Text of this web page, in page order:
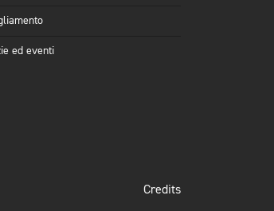
ed eventi
Credits